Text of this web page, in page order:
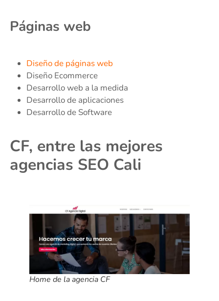
Páginas web
Diseño de páginas web
Diseño Ecommerce
Desarrollo web a la medida
Desarrollo de aplicaciones
Desarrollo de Software
CF, entre las mejores
agencias SEO Cali
Home de la agencia CF